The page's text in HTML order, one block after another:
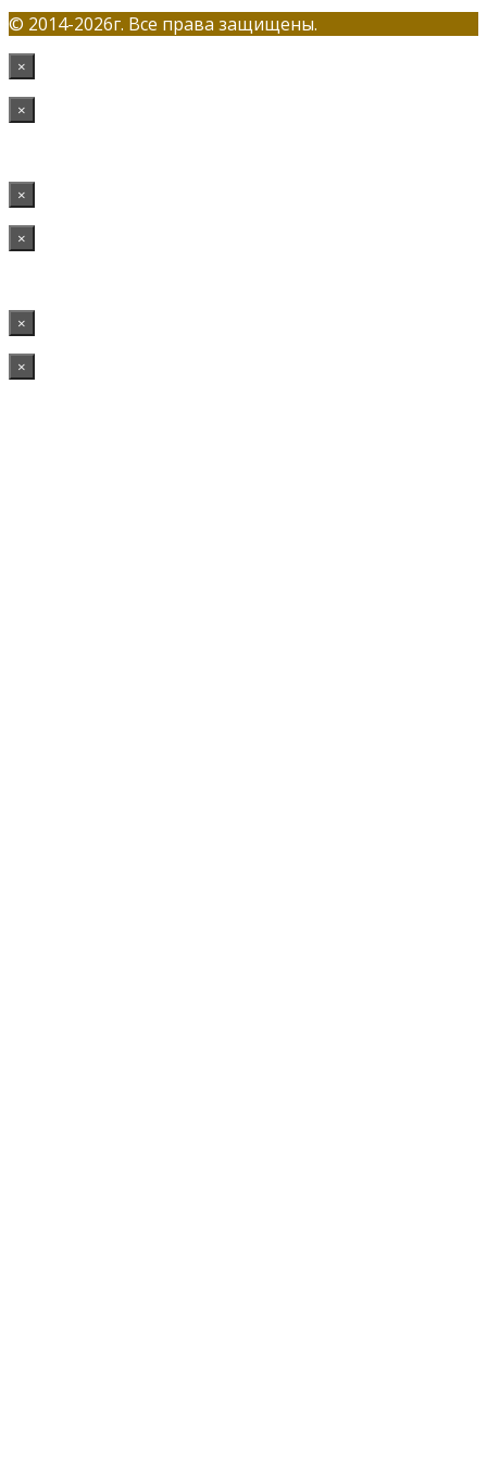
© 2014-2026г. Все права защищены.
×
×
×
×
×
×